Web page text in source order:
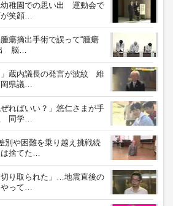
幼稚園での思い出 運動会で
が笑顔…
瘍摘出手術で誤って“腫瘍
出 脳…
」蔵内議長の発言が波紋 維
岡県議…
ぜればいい？」悠仁さまが手
同学…
別や困難を乗り越え挑戦続
捨てた…
り取られた」…地震直後の
やって…